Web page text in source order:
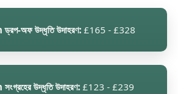
অফ উদ্ধৃতি উদাহরণ: £165 - £328
উদ্ধৃতি উদাহরণ: £123 - £239